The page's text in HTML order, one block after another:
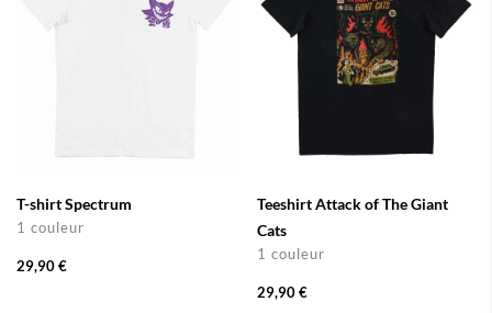
T-shirt Spectrum
1 couleur
29,90 €
Teeshirt Attack of The Giant
Cats
1 couleur
29,90 €